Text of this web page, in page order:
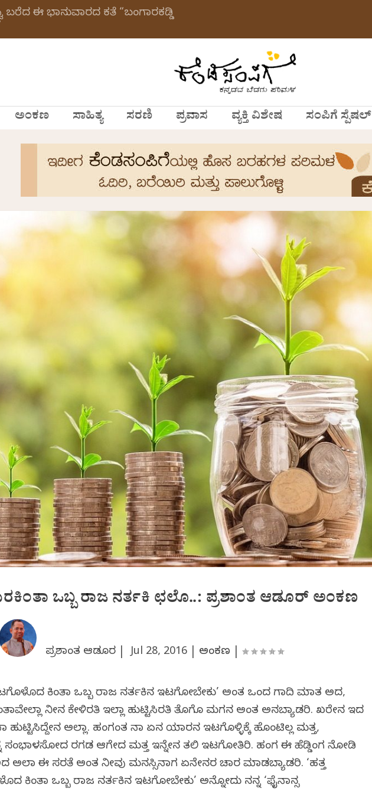
ಬರೆದ ಈ ಭಾನುವಾರದ ಕತೆ “ಬಂಗಾರಕಡ್ಡಿ
ಅಂಕಣ ಸಾಹಿತ್ಯ ಸರಣಿ ಪ್ರವಾಸ ವ್ಯಕ್ತಿ ವಿಶೇಷ ಸಂಪಿಗೆ ಸ್ಪೆಷಲ್
ಒಬ್ಬ ರಾಜ ನರ್ತಕಿ ಛಲೊ..: ಪ್ರಶಾಂತ ಆಡೂರ್ ಅಂಕಣ
ಪ್ರಶಾಂತ ಆಡೂರ |Jul 28, 2016 ಅಂಕಣ |
ಕಿಂತಾ ಒಬ್ಬ ರಾಜ ನರ್ತಕಿನ ಇಟಗೋಬೇಕು’ ಅಂತ ಒಂದ ಗಾದಿ ಮಾತ ಅದ,
ನೀನ ಕೇಳಿರತಿ ಇಲ್ಲಾ ಹುಟ್ಟಿಸಿರತಿ ತೊಗೊ ಮಗನ ಅಂತ ಅನಬ್ಯಾಡರಿ. ಖರೇನ ಇದ
ಅಲ್ಲಾ. ಹಂಗಂತ ನಾ ಏನ ಯಾರನ ಇಟಗೊಳ್ಳಿಕ್ಕೆ ಹೊಂಟಿಲ್ಲ ಮತ್ತ,
ಸಂಭಾಳಸೋದ ರಗಡ ಆಗೇದ ಮತ್ತ ಇನ್ನೇನ ತಲಿ ಇಟಗೋತಿರಿ. ಹಂಗ ಈ ಹೆಡ್ಡಿಂಗ ನೋಡಿ
ಈ ಸರತೆ ಅಂತ ನೀವು ಮನಸ್ಸಿನಾಗ ಏನೇನರ ವಿಚಾರ ಮಾಡಬ್ಯಾಡರಿ. ‘ಹತ್ತ
ಕಿಂತಾ ಒಬ್ಬ ರಾಜ ನರ್ತಕಿನ ಇಟಗೋಬೇಕು’ ಅನ್ನೋದು ನನ್ನ ‘ಫೈನಾನ್ಸ